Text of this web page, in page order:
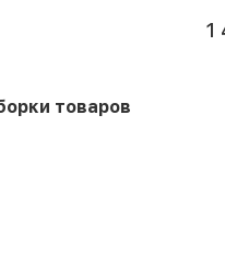
1
товаров